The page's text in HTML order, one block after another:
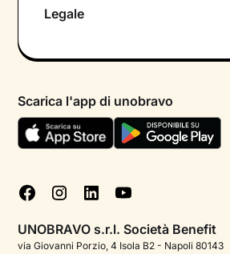
Psicologo in chat
Aiuto urgente
FAQ
Podcast di psicologia
Legale
Termini e condizioni
Informativa Privacy
Cookie policy
Gestisci cookie
Scarica l'app di unobravo
UNOBRAVO s.r.l. Società Benefit
via Giovanni Porzio, 4 Isola B2 - Napoli 80143